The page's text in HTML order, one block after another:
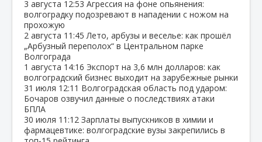
3 августа 12:53 Агрессия на фоне опьянения:
волгоградку подозревают в нападении с ножом на
прохожую
2 августа 11:45 Лето, арбузы и веселье: как прошёл
„Арбузный переполох“ в Центральном парке
Волгограда
1 августа 14:16 Экспорт на 3,6 млн долларов: как
волгоградский бизнес выходит на зарубежные рынки
31 июля 12:11 Волгоградская область под ударом:
Бочаров озвучил данные о последствиях атаки
БПЛА
30 июля 11:12 Зарплаты выпускников в химии и
фармацевтике: волгоградские вузы закрепились в